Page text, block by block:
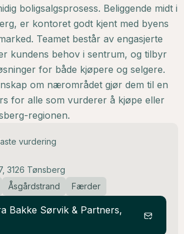
boligsalgsprosess. Beliggende midt i
er kontoret godt kjent med byens
Teamet består av engasjerte
kundens behov i sentrum, og tilbyr
for både kjøpere og selgere.
om nærområdet gjør dem til en
for alle som vurderer å kjøpe eller
regionen.
vurdering
3126 Tønsberg
Åsgårdstrand Færder
Bakke Sørvik & Partners,